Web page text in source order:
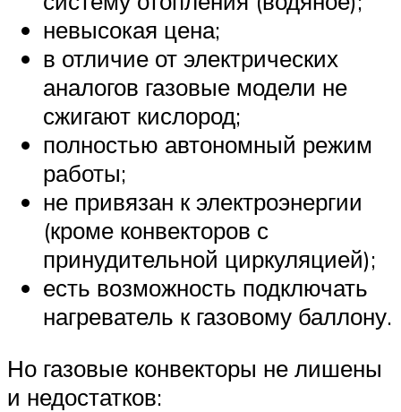
невысокая цена;
в отличие от электрических
аналогов газовые модели не
сжигают кислород;
полностью автономный режим
работы;
не привязан к электроэнергии
(кроме конвекторов с
принудительной циркуляцией);
есть возможность подключать
нагреватель к газовому баллону.
Но газовые конвекторы не лишены
и недостатков: